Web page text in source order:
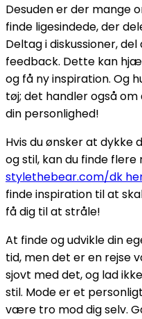
Desuden er der mange
finde ligesindede, der
Deltag i diskussioner,
feedback. Dette kan
og få ny inspiration. Og
tøj; det handler også
din personlighed!
Hvis du ønsker at dykke
og stil, kan du finde
stylethebear.com/dk
finde inspiration til at
få dig til at stråle!
At finde og udvikle din
tid, men det er en rejse
sjovt med det, og lad
stil. Mode er et
være tro mod dig selv.